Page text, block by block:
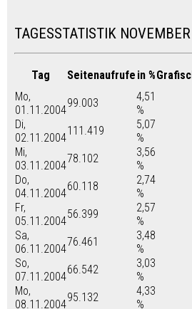
TAGESSTATISTIK
Tag Seitenaufrufe in %
Mo,
01.11.2004
99.003
4,51
%
Di,
02.11.2004
111.419
5,07
%
Mi,
03.11.2004
78.102
3,56
%
Do,
04.11.2004
60.118
2,74
%
Fr,
05.11.2004
56.399
2,57
%
Sa,
06.11.2004
76.461
3,48
%
So,
07.11.2004
66.542
3,03
%
Mo,
08.11.2004
95.132
4,33
%